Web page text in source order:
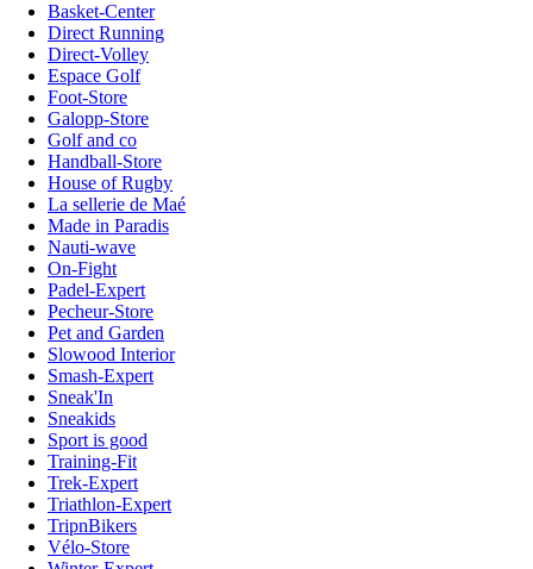
Basket-Center
Direct Running
Direct-Volley
Espace Golf
Foot-Store
Galopp-Store
Golf and co
Handball-Store
House of Rugby
La sellerie de Maé
Made in Paradis
Nauti-wave
On-Fight
Padel-Expert
Pecheur-Store
Pet and Garden
Slowood Interior
Smash-Expert
Sneak'In
Sneakids
Sport is good
Training-Fit
Trek-Expert
Triathlon-Expert
TripnBikers
Vélo-Store